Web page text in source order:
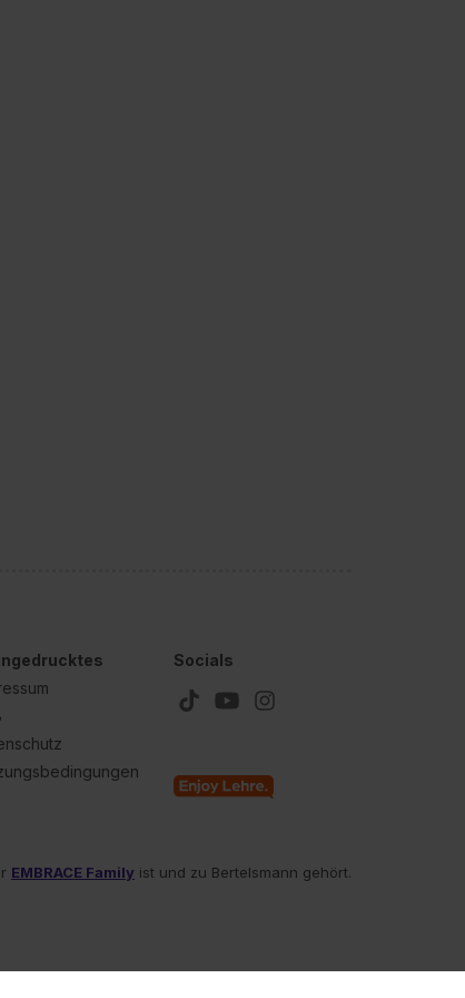
Socials
EMBRACE Family ist und zu Bertelsmann gehört.